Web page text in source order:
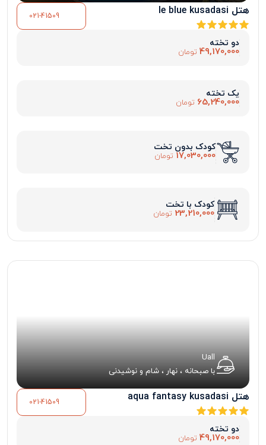
هتل le blue kusadasi 021-41509
دو تخته
49,170,000 تومان
یک تخته
65,240,000 تومان
کودک بدون تخت
17,030,000 تومان
کودک با تخت
23,210,000 تومان
Uall
با صبحانه ، نهار ، شام و نوشیدنی
هتل aqua fantasy kusadasi 021-41509
دو تخته
49,170,000 تومان